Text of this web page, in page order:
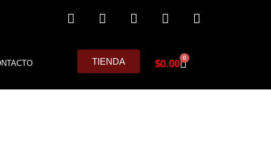
TIENDA $0.00 0